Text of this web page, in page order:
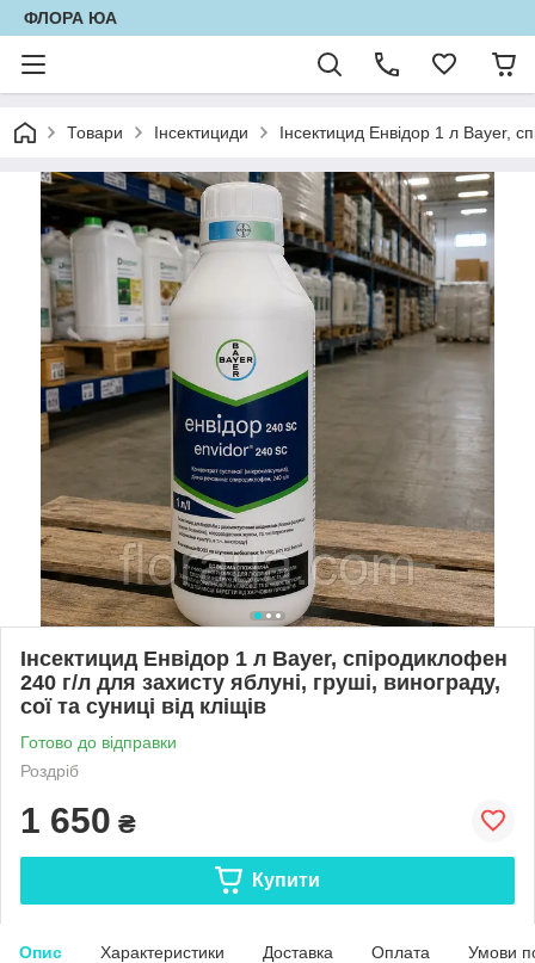
ФЛОРА ЮА
Товари Інсектициди Інсектицид Енвідор 1 л Bayer,
Інсектицид Енвідор 1 л Bayer, спіродиклофен
240 г/л для захисту яблуні, груші, винограду,
сої та суниці від кліщів
Готово до відправки
Роздріб
1 650 ₴
Купити
Опис Характеристики Доставка Оплата Умови